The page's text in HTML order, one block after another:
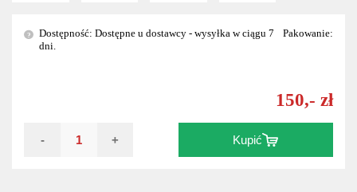
?
Dostępność: Dostępne u dostawcy - wysyłka w ciągu 7
dni.
Pakowanie:
150,- zł
- + Kupić